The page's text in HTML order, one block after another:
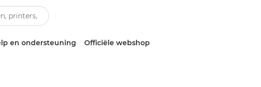
en ondersteuning Officiële webshop